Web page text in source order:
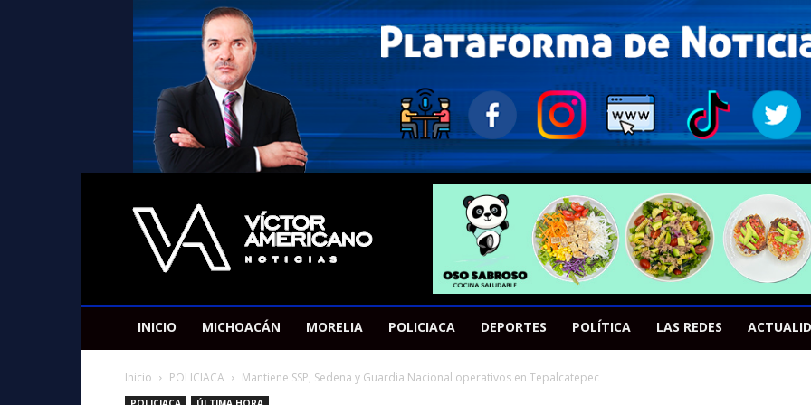
Americano
Victor
INICIO MICHOACÁN MORELIA POLICIACA DEPORTES POLÍTICA LAS REDES
Inicio POLICIACA Mantiene SSP, Sedena y Guardia Nacional operativos en Tepalcatepec